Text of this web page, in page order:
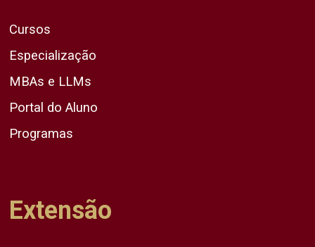
Cursos
Especialização
MBAs e LLMs
Portal do Aluno
Programas
Extensão